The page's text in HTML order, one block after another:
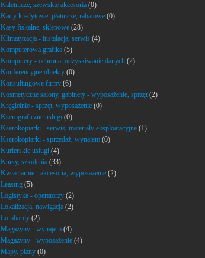
Kaletnicze, szewskie akcesoria (0)
Karty kredytowe, płatnicze, rabatowe (0)
Kasy fiskalne, sklepowe (28)
Klimatyzacja - instalacja, serwis (4)
Komputerowa grafika (5)
Komputery - ochrona, odzyskiwanie danych (2)
Konferencyjne obiekty (0)
Konsultingowe firmy (6)
Kosmetyczne salony, gabinety - wyposażenie, sprzęt (2)
Kręgielnie - sprzęt, wyposażenie (0)
Kserograficzne usługi (0)
Kserokopiarki - serwis, materiały eksploatacyjne (1)
Kserokopiarki - sprzedaż, wynajem (0)
Kurierskie usługi (4)
Kursy, szkolenia (33)
Kwiaciarnie - akcesoria, wyposażenie (2)
Leasing (5)
Logistyka - operatorzy (2)
Lokalizacja, nawigacja (2)
Lombardy (2)
Magazyny - wynajem (4)
Magazyny - wyposażenie (4)
Mapy, plany (0)